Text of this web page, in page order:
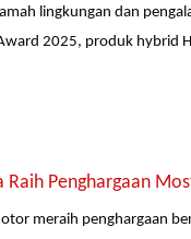
lingkungan dan
2025, produk hybrid
Penghargaan
meraih penghargaan